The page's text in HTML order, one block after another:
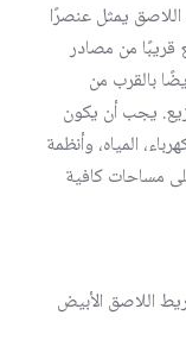
يمثل عنصرًا
قريبًا من مصادر
بالقرب من
يجب أن يكون
المياه، وأنظمة
مساحات كافية
اللاصق الأبيض